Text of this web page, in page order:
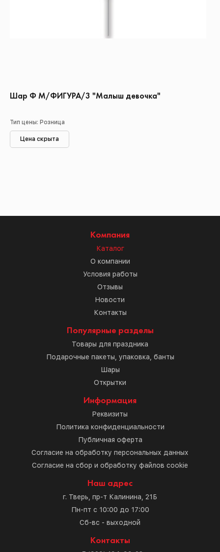
Шар Ф М/ФИГУРА/3 "Малыш девочка"
Тип цены: Розница
Цена скрыта
Компания
Каталог
О компании
Условия работы
Отзывы
Новости
Контакты
Популярные разделы
Товары для праздника
Подарочные пакеты, упаковка, банты
Шары
Открытки
Информация
Реквизиты
Политика конфиденциальности
Публичная оферта
Согласие на обработку персональных данных
Согласие на сбор и обработку файлов cookie
Наш адрес
г. Тверь, пр-т Калинина, 21Б
Пн-пт с 10:00 до 17:00
Сб-вс - выходной
Контакты